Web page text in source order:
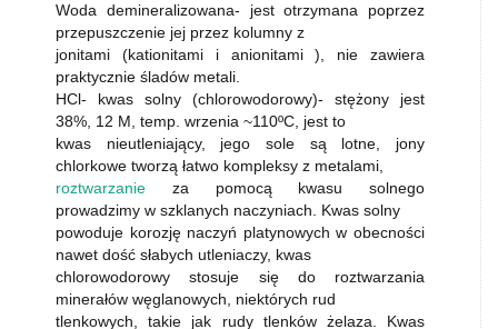
Woda demineralizowana- jest otrzymana poprzez
przepuszczenie jej przez kolumny z
jonitami (kationitami i anionitami ), nie zawiera
praktycznie śladów metali.
HCl- kwas solny (chlorowodorowy)- stężony jest
38%, 12 M, temp. wrzenia ~110ºC, jest to
kwas nieutleniający, jego sole są lotne, jony
chlorkowe tworzą łatwo kompleksy z metalami,
roztwarzanie za pomocą kwasu solnego
prowadzimy w szklanych naczyniach. Kwas solny
powoduje korozję naczyń platynowych w obecności
nawet dość słabych utleniaczy, kwas
chlorowodorowy stosuje się do roztwarzania
minerałów węglanowych, niektórych rud
tlenkowych, takie jak rudy tlenków żelaza. Kwas